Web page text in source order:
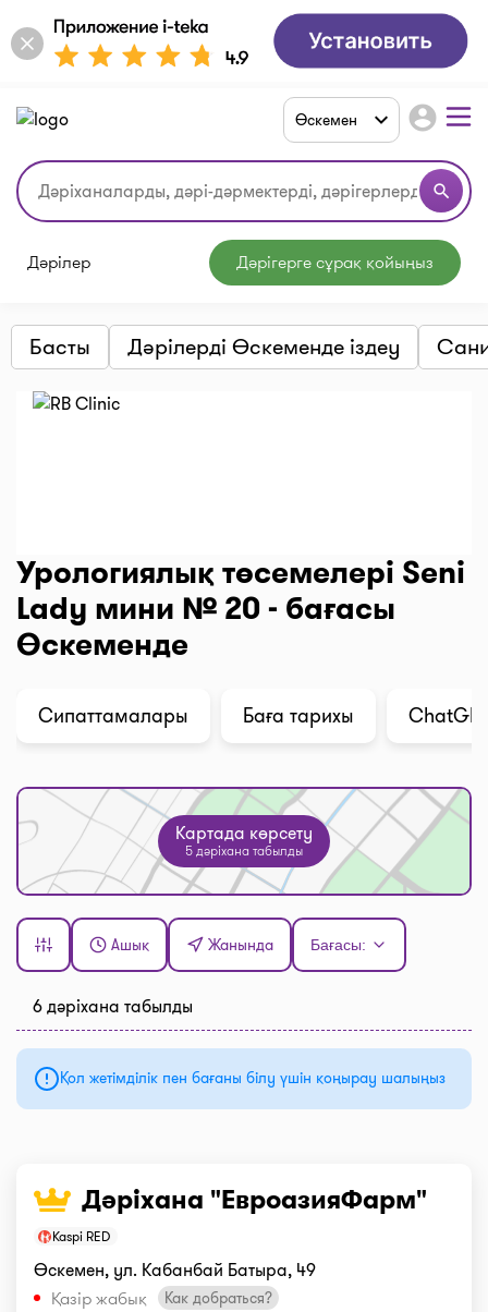
search
Өскемен account_circle
Дәрілер Дәрігерге сұрақ қойыңыз
Басты Дәрілерді Өскеменде іздеу
Урологиялық төсемелері Seni
Lady мини № 20 - бағасы
Өскеменде
Сипаттамалары Баға тарихы
Картада көрсету
5 дәріхана табылды
Ашық Жанында Бағасы:
6 дәріхана табылды
Қол жетімділік пен бағаны білу үшін қоңырау шалыңыз
Дәріхана "ЕвроазияФарм"
Kaspi RED
Өскемен, ул. Кабанбай Батыра, 49
Қазір жабық
Как добраться?